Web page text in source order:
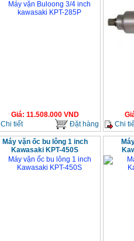
Giá: 11.508.000VND
Chi tiết
Đặt hàng
Chi
Máy vặn ốc bu lông 1 inch
Kawasaki KPT-450S